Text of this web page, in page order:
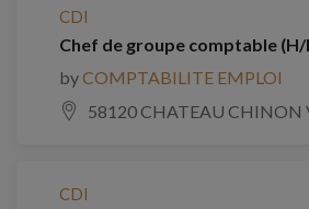
CDI
Chef de groupe comptable (H/
byCOMPTABILITE EMPLOI
58120 CHATEAU CHINON
CDI